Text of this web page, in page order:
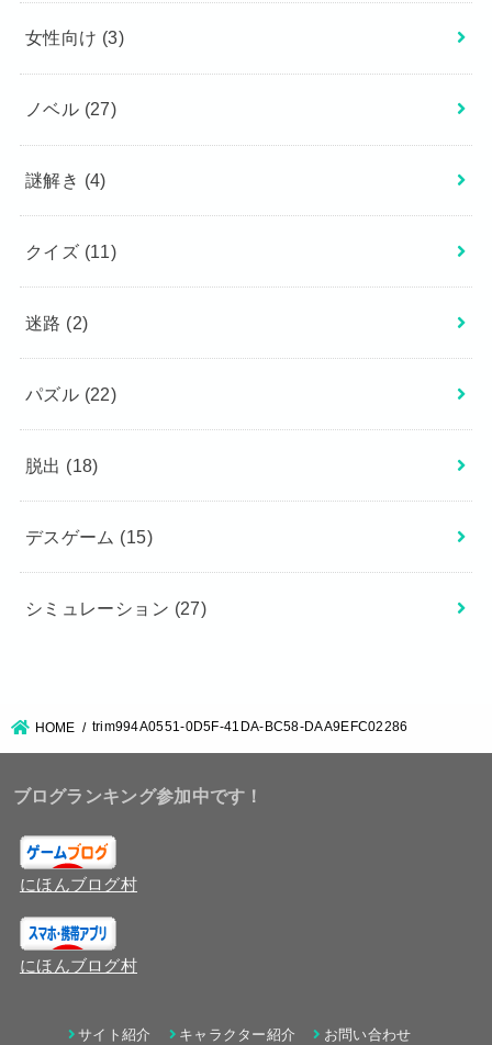
女性向け (3)
ノベル (27)
謎解き (4)
クイズ (11)
迷路 (2)
パズル (22)
脱出 (18)
デスゲーム (15)
シミュレーション (27)
HOME trim994A0551-0D5F-41DA-BC58-DAA9EFC02286
ブログランキング参加中です！
にほんブログ村
にほんブログ村
サイト紹介 キャラクター紹介 お問い合わせ